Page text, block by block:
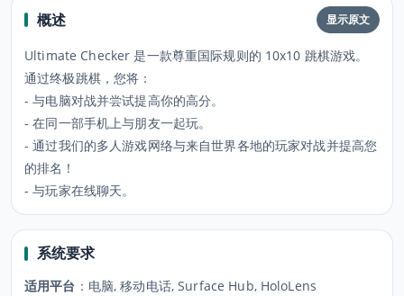
概述 显示原文
Ultimate Checker 是一款尊重国际规则的 10x10 跳棋游戏。
通过终极跳棋，您将：
- 与电脑对战并尝试提高你的高分。
- 在同一部手机上与朋友一起玩。
- 通过我们的多人游戏网络与来自世界各地的玩家对战并提高您
的排名！
- 与玩家在线聊天。
系统要求
适用平台 ： 电脑, 移动电话, Surface Hub, HoloLens